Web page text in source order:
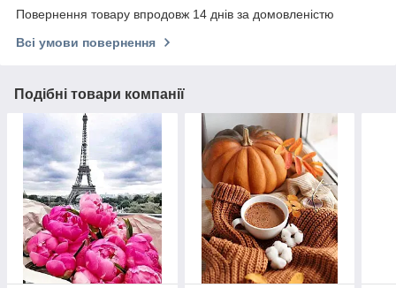
Повернення товару впродовж 14 днів за домовленістю
Всі умови повернення
Подібні товари компанії